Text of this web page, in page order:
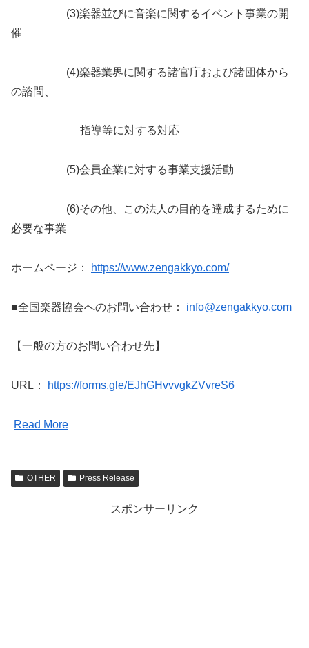
(3)楽器並びに音楽に関するイベント事業の開
催
(4)楽器業界に関する諸官庁および諸団体から
の諮問、
指導等に対する対応
(5)会員企業に対する事業支援活動
(6)その他、この法人の目的を達成するために
必要な事業
ホームページ： https://www.zengakkyo.com/
■全国楽器協会へのお問い合わせ： info@zengakkyo.com
【一般の方のお問い合わせ先】
URL： https://forms.gle/EJhGHvvvgkZVvreS6
Read More
OTHER Press Release
スポンサーリンク